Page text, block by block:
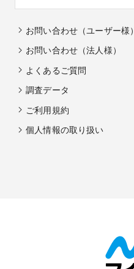
お問い合わせ（ユーザー様）
お問い合わせ（法人様）
よくあるご質問
調査データ
ご利用規約
個人情報の取り扱い